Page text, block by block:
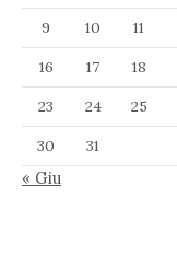
9
10 11
16
17 18
23
24 25
30
31
« Giu